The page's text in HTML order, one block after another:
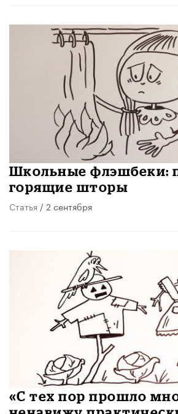
Школьные флэшбеки:
горящие шторы
Статья / 2 сентября
«С тех пор прошло